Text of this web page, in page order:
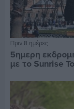
Πριν 8 ημέρες
5ημερη
με το Sunrise